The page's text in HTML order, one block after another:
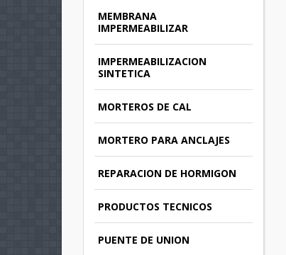
MEMBRANA
IMPERMEABILIZAR
IMPERMEABILIZACION
SINTETICA
MORTEROS DE CAL
MORTERO PARA ANCLAJES
REPARACION DE HORMIGON
PRODUCTOS TECNICOS
PUENTE DE UNION